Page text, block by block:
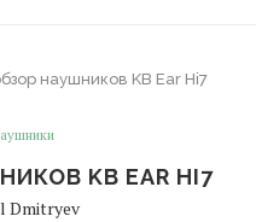
наушников KB Ear Hi7
KB EAR HI7
Dmitryev